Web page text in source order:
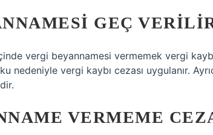
GEÇ
vergi beyannamesi vermemek vergi
nedeniyle vergi kaybı cezası uygulanır.
VERMEME